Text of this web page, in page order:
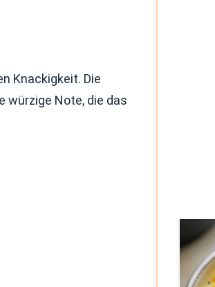
Knackigkeit. Die
würzige Note, die das